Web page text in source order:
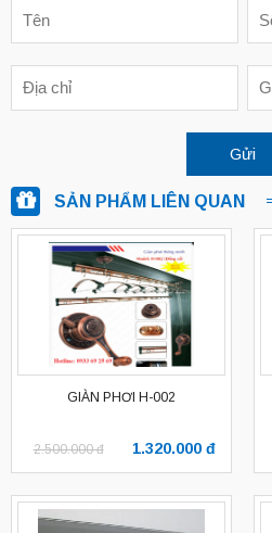
SẢN PHẨM LIÊN QUAN
GIÀN PHƠI H-002
1.320.000 đ
2.500.000 đ